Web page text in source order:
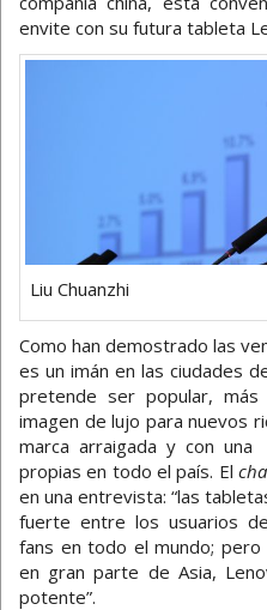
envite con su futura tableta
Liu Chuanzhi
Como han demostrado las
es un imán en las ciudades
pretende ser popular,
imagen de lujo para nuevos
marca arraigada y con
propias en todo el país. El
en una entrevista: “las
fuerte entre los usuarios
fans en todo el mundo;
en gran parte de Asia,
potente”.